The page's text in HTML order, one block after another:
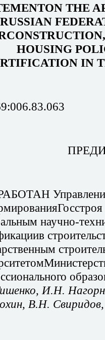
THE
HOUSING
IN
научно-
И.Н.
В.Н.